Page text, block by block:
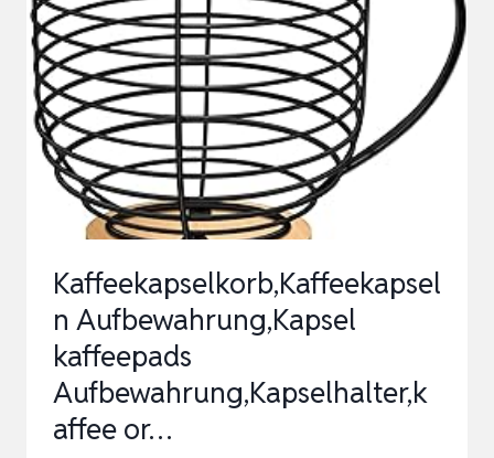
KAPSELSPENDER
ROTIEREND
FÜR
40
ORIGINALLINE
KAPS…
Kaffeekapselkorb,Kaffeekapsel
n Aufbewahrung,Kapsel
kaffeepads
Aufbewahrung,Kapselhalter,k
affee or…